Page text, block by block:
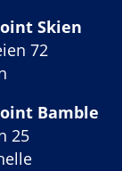
Skien
72
Bamble
25